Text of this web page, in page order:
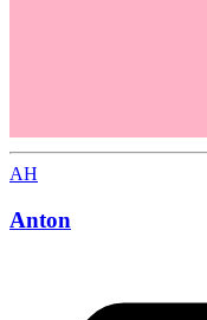
AH
Anton